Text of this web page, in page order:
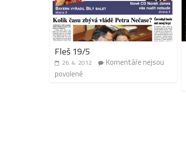
Fleš 19/5
26. 4. 2012
Komentáře nejsou
povolené